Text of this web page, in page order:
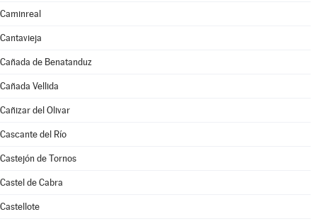
Caminreal
Cantavieja
Cañada de Benatanduz
Cañada Vellida
Cañizar del Olivar
Cascante del Río
Castejón de Tornos
Castel de Cabra
Castellote